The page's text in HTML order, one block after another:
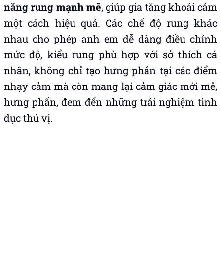
năng rung mạnh mẽ, giúp gia tăng khoái cảm
một cách hiệu quả. Các chế độ rung khác
nhau cho phép anh em dễ dàng điều chỉnh
mức độ, kiểu rung phù hợp với sở thích cá
nhân, không chỉ tạo hưng phấn tại các điểm
nhạy cảm mà còn mang lại cảm giác mới mẻ,
hưng phấn, đem đến những trải nghiệm tình
dục thú vị.